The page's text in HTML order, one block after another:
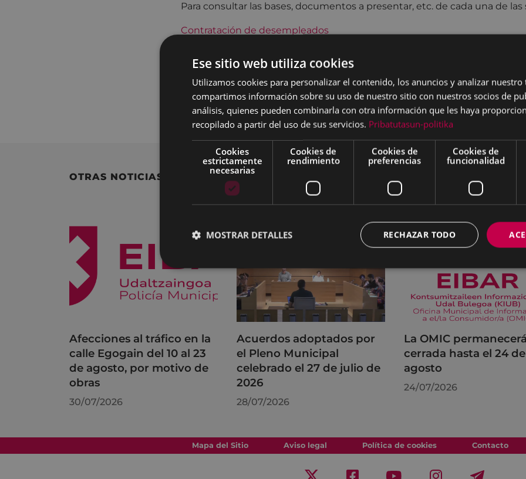
Para consultar las bases, documentos a presentar, etc. de cada una de
Contratación de desempleados
Las solicitudes de subvención deberán realizarse electrónicamente a
web municipalwww.eibar.eus. Para realizar el trámite electrónicamente es
disponer de un certificado digital (B@K-Q, DNI electrónico, tarjeta de
OTRAS NOTICIAS
Afecciones al tráfico en la
calle Egogain del 10 al 23
de agosto, por motivo de
obras
30/07/2026
Acuerdos adoptados por
el Pleno Municipal
celebrado el 27 de julio de
2026
28/07/2026
La OMIC permanecerá
cerrada hasta el 24 de
agosto
24/07/2026
Mapa del Sitio Aviso legal Política de cookies Contacto
Ese sitio web utiliza cookies
Utilizamos cookies para personalizar el contenido, los anuncios y analizar nuestro
compartimos información sobre su uso de nuestro sitio con nuestros socios de
análisis, quienes pueden combinarla con otra información que les haya
recopilado a partir del uso de sus servicios. Pribatutasun-politika
Cookies
estrictamente
necesarias
Cookies de
rendimiento
Cookies de
preferencias
Cookies de
funcionalidad
RECHAZAR TODO
MOSTRAR DETALLES